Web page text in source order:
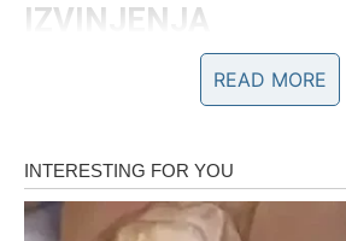
IZVINJENJA
Ovaj 14. februar za vas nije dan tuge,
Ako ste u vezi, danas možete jasno i
granice. Možete reći šta vam
READ MORE